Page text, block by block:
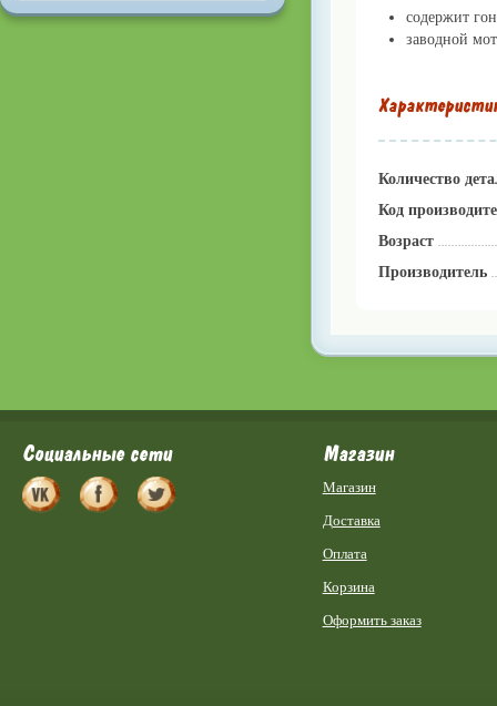
содержит
заводной
Количество
Код
Возраст
Производитель
Социальные сети Магазин
Магазин
Доставка
Оплата
Корзина
Оформить заказ